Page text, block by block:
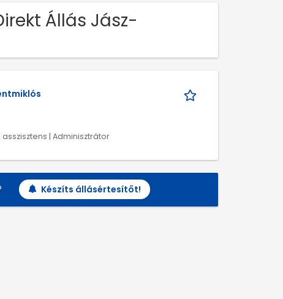
Állás Jász-
| Adminisztrátor
Készíts állásértesítőt!